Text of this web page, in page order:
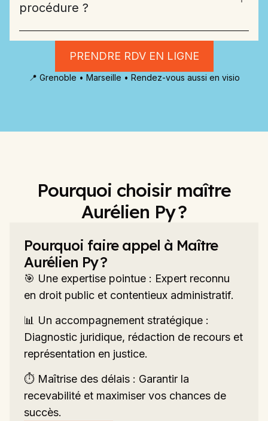
procédure ?
PRENDRE RDV EN LIGNE
📍 Grenoble • Marseille • Rendez-vous aussi en visio
Pourquoi choisir maître
Aurélien Py ?
Pourquoi faire appel à Maître
Aurélien Py ?
🎯 Une expertise pointue : Expert reconnu
en droit public et contentieux administratif.
📊 Un accompagnement stratégique :
Diagnostic juridique, rédaction de recours et
représentation en justice.
⏱ Maîtrise des délais : Garantir la
recevabilité et maximiser vos chances de
succès.